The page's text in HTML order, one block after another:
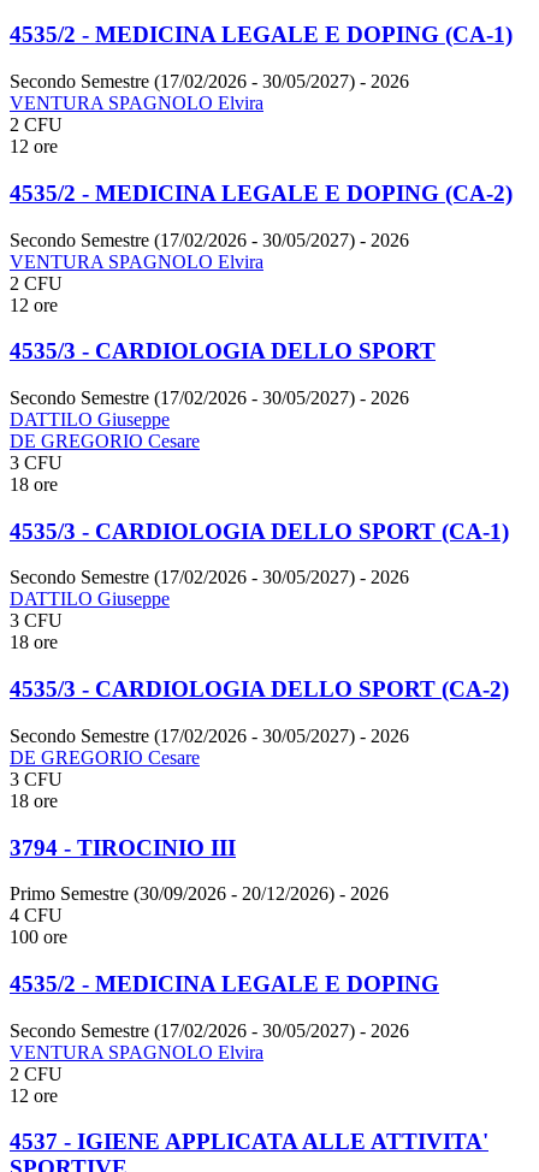
4535/2 - MEDICINA LEGALE E DOPING (CA-1)
Secondo Semestre (17/02/2026 - 30/05/2027) - 2026
VENTURA SPAGNOLO Elvira
2 CFU
12 ore
4535/2 - MEDICINA LEGALE E DOPING (CA-2)
Secondo Semestre (17/02/2026 - 30/05/2027) - 2026
VENTURA SPAGNOLO Elvira
2 CFU
12 ore
4535/3 - CARDIOLOGIA DELLO SPORT
Secondo Semestre (17/02/2026 - 30/05/2027) - 2026
DATTILO Giuseppe
DE GREGORIO Cesare
3 CFU
18 ore
4535/3 - CARDIOLOGIA DELLO SPORT (CA-1)
Secondo Semestre (17/02/2026 - 30/05/2027) - 2026
DATTILO Giuseppe
3 CFU
18 ore
4535/3 - CARDIOLOGIA DELLO SPORT (CA-2)
Secondo Semestre (17/02/2026 - 30/05/2027) - 2026
DE GREGORIO Cesare
3 CFU
18 ore
3794 - TIROCINIO III
Primo Semestre (30/09/2026 - 20/12/2026) - 2026
4 CFU
100 ore
4535/2 - MEDICINA LEGALE E DOPING
Secondo Semestre (17/02/2026 - 30/05/2027) - 2026
VENTURA SPAGNOLO Elvira
2 CFU
12 ore
4537 - IGIENE APPLICATA ALLE ATTIVITA'